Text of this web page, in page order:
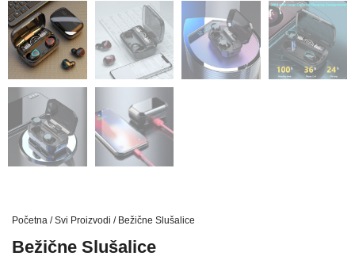
Početna /Svi Proizvodi / Bežične Slušalice
Bežične Slušalice